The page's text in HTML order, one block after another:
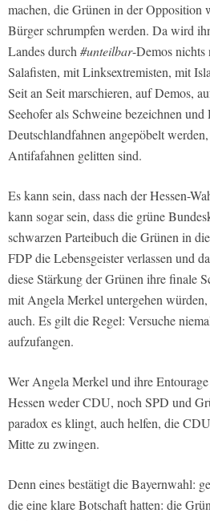
machen, die Grünen in der Opposition
Bürger schrumpfen werden. Da wird
Landes durch#unteilbar-Demos nichts
Salafisten, mit Linksextremisten, mit
Seit an Seit marschieren, auf Demos,
Seehofer als Schweine bezeichnen
Deutschlandfahnen angepöbelt
Antifafahnen gelitten sind.
Es kann sein, dass nach der Hessen-
kann sogar sein, dass die grüne
schwarzen Parteibuch die Grünen in
FDP die Lebensgeister verlassen und
diese Stärkung der Grünen ihre finale
mit Angela Merkel untergehen
auch. Es gilt die Regel: Versuche
aufzufangen.
Wer Angela Merkel und ihre
Hessen weder CDU, noch SPD und
paradox es klingt, auch helfen, die
Mitte zu zwingen.
Denn eines bestätigt die Bayernwahl:
die eine klare Botschaft hatten: die